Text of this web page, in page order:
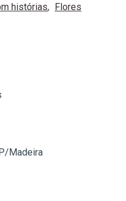
histórias Flores
Madeira